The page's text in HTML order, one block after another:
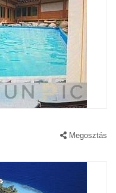
Megosztás